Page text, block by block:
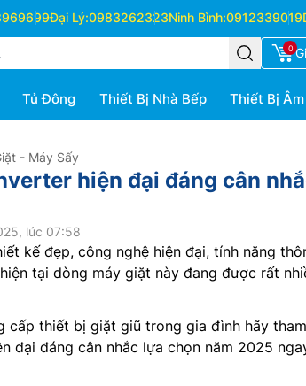
Đại Lý:0983262323Ninh Bình:0912339019
0
Tủ Đông Thiết Bị Nhà Bếp Thiết Bị
- Máy Sấy
hiện đại đáng cân
lúc 07:58
kế đẹp, công nghệ hiện đại, tính năng
tại dòng máy giặt này đang được rất
cấp thiết bị giặt giũ trong gia đình hãy
đại đáng cân nhắc lựa chọn năm 2025